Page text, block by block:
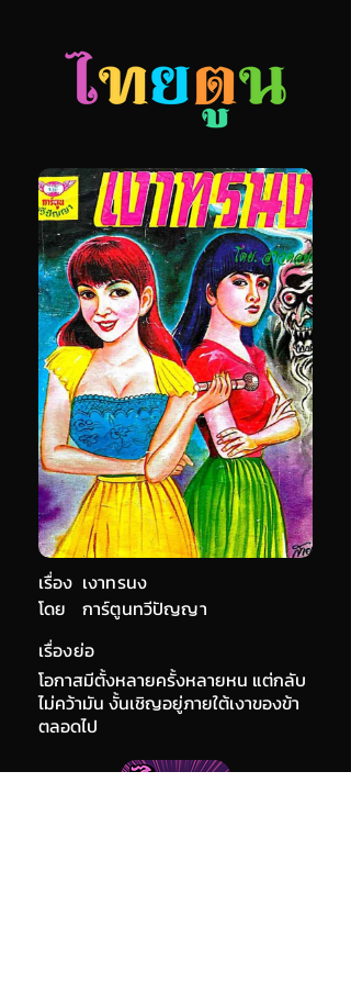
เรื่อง เงาทรนง
การ์ตูนทวีปัญญา
โดย
เรื่องย่อ
โอกาสมีตั้งหลายครั้งหลายหน แต่กลับ
ไม่คว้ามัน งั้นเชิญอยู่ภายใต้เงาของข้า
ตลอดไป